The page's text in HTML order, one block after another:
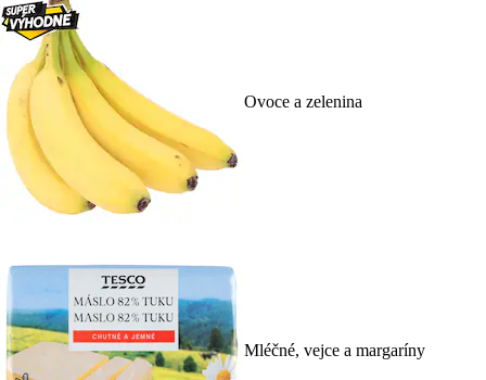
Ovoce a zelenina
Mléčné, vejce a margaríny